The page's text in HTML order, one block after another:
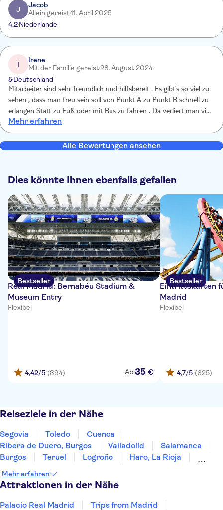
J
Jacob
Allein gereist11. April 2025
4.2Niederlande
I
Irene
Mit der Familie gereist28. August 2024
5Deutschland
Mitarbeiter sind sehr freundlich und hilfsbereit . Es gibt’s so viel zu
sehen , dass man freu sein soll von Punkt A zu Punkt B schnell zu
erlangen Statt zu Fuß oder mit Bus zu fahren . Da verliert man viel
zu viel Zeit Die Zeit dass man was bewundern kann. Und selbst der
Fahrt ist Bewunderung pur….
Mehr erfahren
Alle Bewertungen ansehen
Dies könnte Ihnen ebenfalls gefallen
Bestseller
Real Madrid: Bernabéu Stadium &
Museum Entry
Flexibel
4,42/5 (394) Ab:35 €
Bestseller
Eintrittskarten
Madrid
Flexibel
4,7/5 (625)
Reiseziele in der Nähe
Segovia Toledo
Cuenca
Ribera de Duero, Burgos
Valladolid
Salamanca
Burgos
Teruel Logroño
Haro, La Rioja
Vitoria-Gasteiz
Mehr erfahren
Attraktionen in der Nähe
Palacio Real Madrid
Trips from Madrid